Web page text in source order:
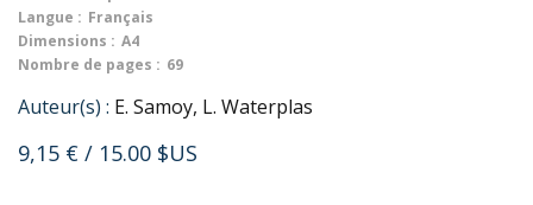
Langue : Français
Dimensions : A4
Nombre de pages : 69
Auteur(s) : E. Samoy, L. Waterplas
9,15 € / 15.00 $US